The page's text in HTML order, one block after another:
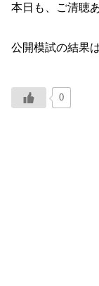
本日も、ご清聴
公開模試の結果
0